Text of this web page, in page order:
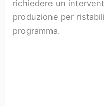
richiedere un
produzione per
programma.